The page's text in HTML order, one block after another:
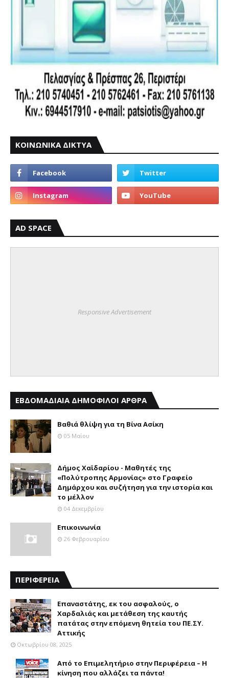
ΚΟΙΝΩΝΙΚΑ ΔΙΚΤΥΑ
AD SPACE
Responsive Advertisement
ΕΒΔΟΜΑΔΙΑΙΑ ΔΗΜΟΦΙΛΟΙ ΑΡΘΡΑ
Βαθιά θλίψη για τη Βίνα Ασίκη
05 Μαΐου
Δήμος Χαϊδαρίου - Μαθητές της
«Πολύτροπης Αρμονίας» στο Γραφείο
Δημάρχου και συζήτηση για την ιστορία και
το μέλλον
04 Δεκεμβρίου
Επικοινωνία
26 Φεβρουαρίου
ΠΕΡΙΦΕΡΕΙΑ
Επαναστάτης, εκ του ασφαλούς, ο
Χαρδαλιάς και μετάθεση της καυτής
πατάτας στην επόμενη θητεία του ΠΕ.ΣΥ.
Αττικής
Οκτωβρίου 08, 2025
Από το Επιμελητήριο στην Περιφέρεια – Η
κίνηση που αλλάζει τα πάντα!